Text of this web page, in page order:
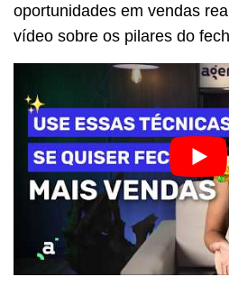
oportunidades em vendas
vídeo sobre os pilares do